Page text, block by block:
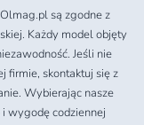
są zgodne z
Każdy model objęty
Jeśli nie
firmie, skontaktuj się z
Wybierając nasze
wygodę codziennej